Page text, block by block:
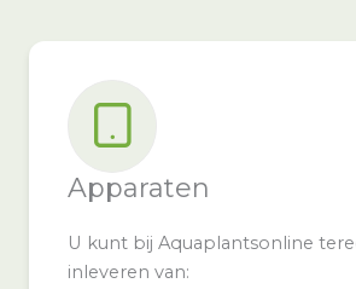
Apparaten
U kunt bij Aquaplantsonline
inleveren van: